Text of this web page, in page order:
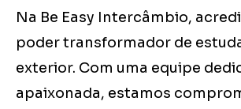
Na Be Easy Intercâmbio,
poder transformador de
exterior. Com uma equipe
apaixonada, estamos